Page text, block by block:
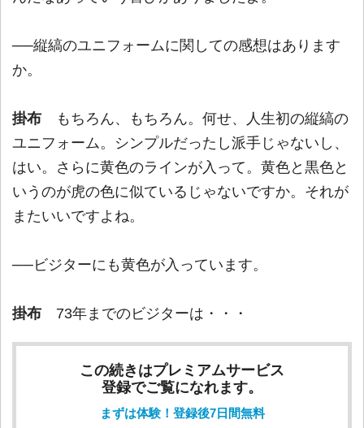
──縦縞のユニフォームに関しての感想はあります
か。
掛布 もちろん、もちろん。何せ、人生初の縦縞の
ユニフォーム。シンプルだったし派手じゃないし、
はい。さらに黄色のラインが入って。黄色と黒色と
いうのが虎の色に似ているじゃないですか。それが
またいいですよね。
──ビジターにも黄色が入っています。
掛布 73年までのビジターは・・・
この続きはプレミアムサービス
登録でご覧になれます。
まずは体験！登録後7日間無料